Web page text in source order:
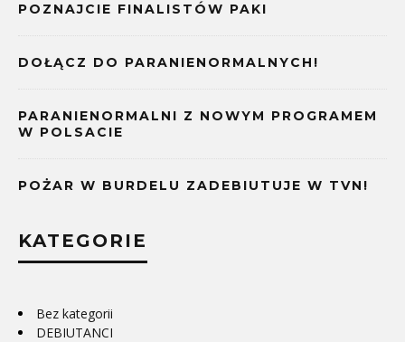
POZNAJCIE FINALISTÓW PAKI
DOŁĄCZ DO PARANIENORMALNYCH!
PARANIENORMALNI Z NOWYM PROGRAMEM
W POLSACIE
POŻAR W BURDELU ZADEBIUTUJE W TVN!
KATEGORIE
Bez kategorii
DEBIUTANCI